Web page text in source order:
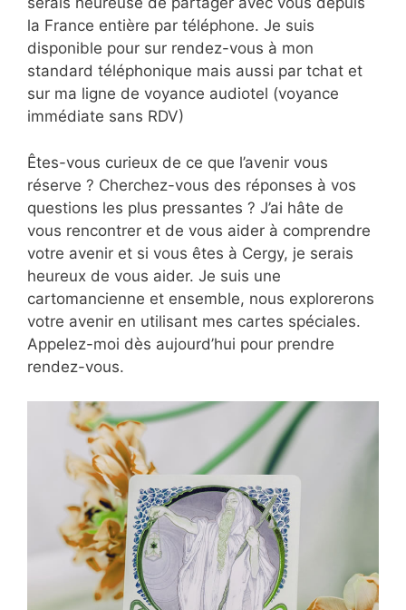
la France entière par téléphone. Je suis
disponible pour sur rendez-vous à mon
standard téléphonique mais aussi par tchat et
sur ma ligne de voyance audiotel (voyance
immédiate sans RDV)
Êtes-vous curieux de ce que l’avenir vous
réserve ? Cherchez-vous des réponses à vos
questions les plus pressantes ? J’ai hâte de
vous rencontrer et de vous aider à comprendre
votre avenir et si vous êtes à Cergy, je serais
heureux de vous aider. Je suis une
cartomancienne et ensemble, nous explorerons
votre avenir en utilisant mes cartes spéciales.
Appelez-moi dès aujourd’hui pour prendre
rendez-vous.